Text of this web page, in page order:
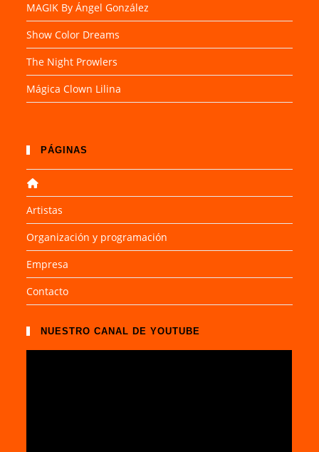
MAGIK By Ángel González
Show Color Dreams
The Night Prowlers
Mágica Clown Lilina
PÁGINAS
Artistas
Organización y programación
Empresa
Contacto
NUESTRO CANAL DE YOUTUBE